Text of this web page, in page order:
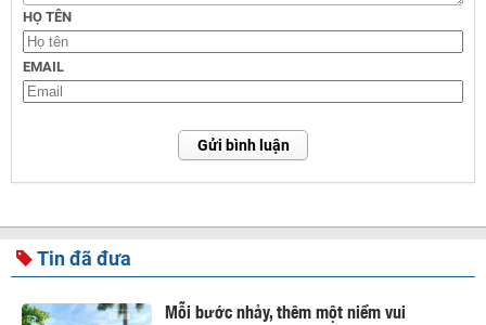
HỌ TÊN
EMAIL
Gửi bình luận
Tin đã đưa
Mỗi bước nhảy, thêm một niềm vui